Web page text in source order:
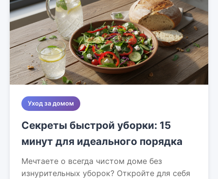
Уход за домом
Секреты быстрой уборки: 15
минут для идеального порядка
Мечтаете о всегда чистом доме без
изнурительных уборок? Откройте для себя